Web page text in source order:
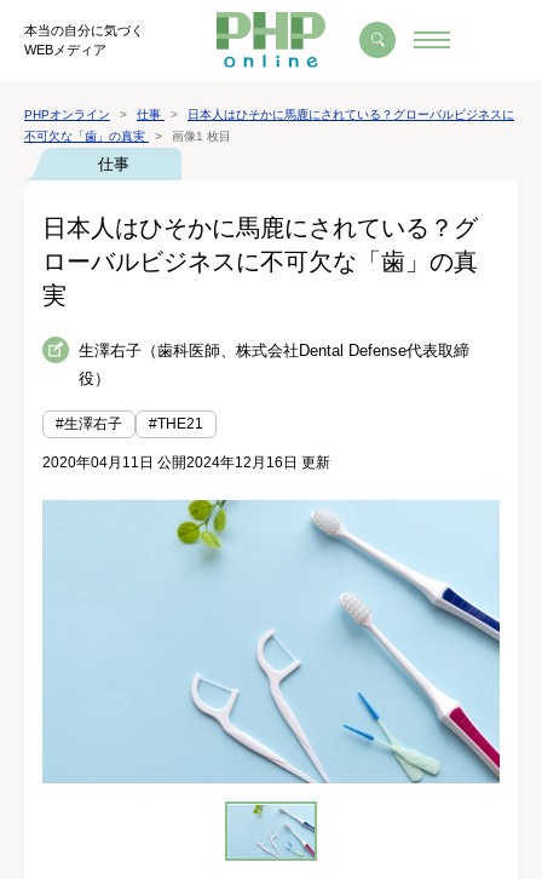
本当の自分に気づく
WEBメディア
PHPオンライン 仕事
日本人はひそかに馬鹿にされている？グローバルビジネスに
不可欠な「歯」の真実
画像1 枚目
仕事
日本人はひそかに馬鹿にされている？グ
ローバルビジネスに不可欠な「歯」の真
実
生澤右子（歯科医師、株式会社Dental Defense代表取締
役）
#生澤右子 #THE21
2020年04月11日 公開2024年12月16日 更新